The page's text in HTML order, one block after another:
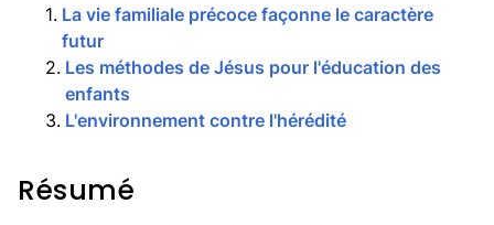
1. La vie familiale précoce façonne le caractère
futur
2. Les méthodes de Jésus pour l'éducation des
enfants
3. L'environnement contre l'hérédité
Résumé